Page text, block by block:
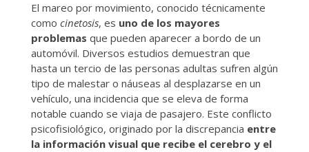
El mareo por movimiento, conocido técnicamente
como cinetosis, es uno de los mayores
problemas que pueden aparecer a bordo de un
automóvil. Diversos estudios demuestran que
hasta un tercio de las personas adultas sufren algún
tipo de malestar o náuseas al desplazarse en un
vehículo, una incidencia que se eleva de forma
notable cuando se viaja de pasajero. Este conflicto
psicofisiológico, originado por la discrepancia entre
la información visual que recibe el cerebro y el